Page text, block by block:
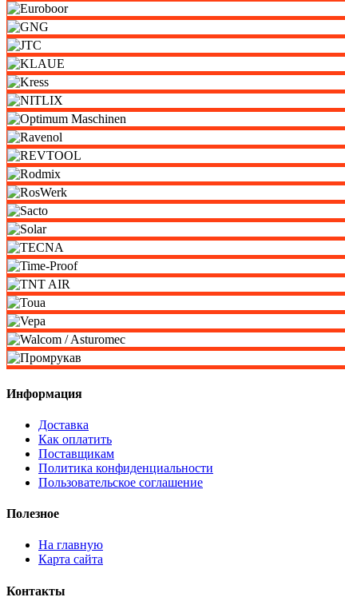
Информация
Доставка
Как оплатить
Поставщикам
Политика конфиденциальности
Пользовательское соглашение
Полезное
На главную
Карта сайта
Контакты